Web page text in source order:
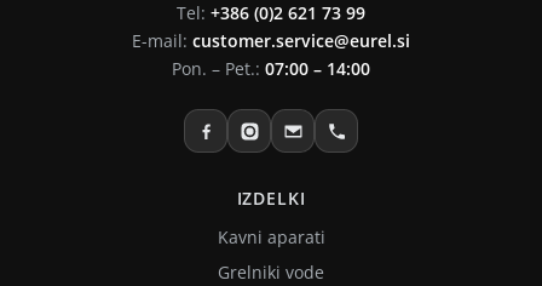
Tel: +386 (0)2 621 73 99
E-mail: customer.service@eurel.si
Pon. – Pet.: 07:00 – 14:00
IZDELKI
Kavni aparati
Grelniki vode